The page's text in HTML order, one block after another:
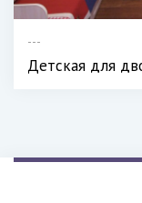
---
Детская для